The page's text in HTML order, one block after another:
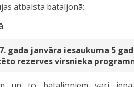
atbalsta bataljonā;
gada janvāra iesaukuma 5
rezerves virsnieka